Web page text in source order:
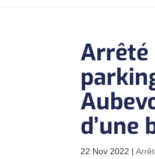
Arrêté
d’une
22 Nov 2022 |